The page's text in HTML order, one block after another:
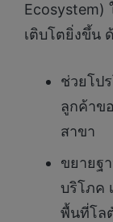
Ecosystem)
เติบโตยิ่งขึ้น
ช่วยโป
ลูกค้าข
สาขา
ขยายฐ
บริโภค
พื้นที่โล